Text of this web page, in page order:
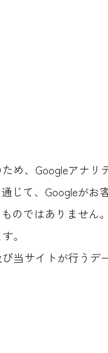
め、Googleアナ
じて、Googleがお
のではありません。
。
当サイトが行う